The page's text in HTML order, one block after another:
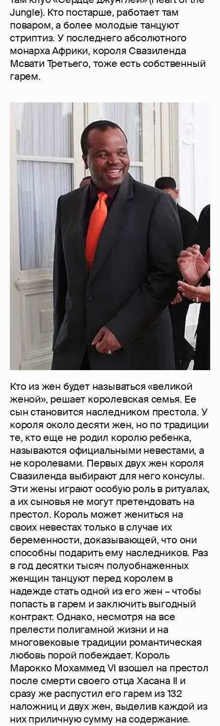
Jungle). Кто постарше, работает там
поваром, а более молодые танцуют
стриптиз. У последнего абсолютного
монарха Африки, короля Свазиленда
Мсвати Третьего, тоже есть собственный
гарем.
Кто из жен будет называться «великой
женой», решает королевская семья. Ее
сын становится наследником престола. У
короля около десяти жен, но по традиции
те, кто еще не родил королю ребенка,
называются официальными невестами, а
не королевами. Первых двух жен короля
Свазиленда выбирают для него консулы.
Эти жены играют особую роль в ритуалах,
а их сыновья не могут претендовать на
престол. Король может жениться на
своих невестах только в случае их
беременности, доказывающей, что они
способны подарить ему наследников. Раз
в год десятки тысяч полуобнаженных
женщин танцуют перед королем в
надежде стать одной из его жен – чтобы
попасть в гарем и заключить выгодный
контракт. Однако, несмотря на все
прелести полигамной жизни и на
многовековые традиции романтическая
любовь порой побеждает. Король
Марокко Мохаммед VI взошел на престол
после смерти своего отца Хасана II и
сразу же распустил его гарем из 132
наложниц и двух жен, выделив каждой из
них приличную сумму на содержание.